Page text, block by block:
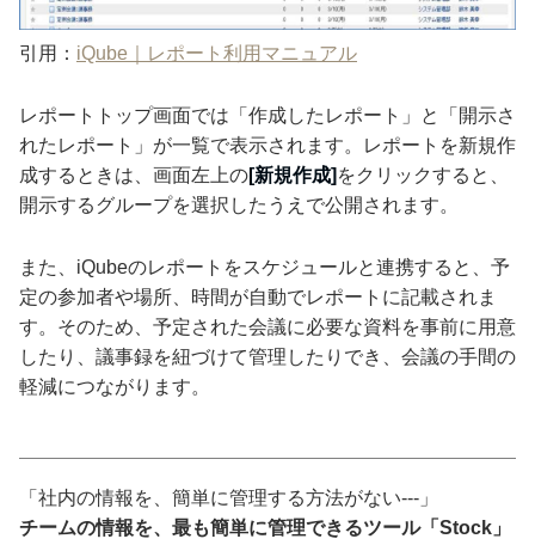
引用： iQube｜レポート利用マニュアル
レポートトップ画面では「作成したレポート」と「開示さ
れたレポート」が一覧で表示されます。レポートを新規作
成するときは、画面左上の[新規作成] をクリックすると、
開示するグループを選択したうえで公開されます。
また、iQubeのレポートをスケジュールと連携すると、予
定の参加者や場所、時間が自動でレポートに記載されま
す。そのため、予定された会議に必要な資料を事前に用意
したり、議事録を紐づけて管理したりでき、会議の手間の
軽減につながります。
「社内の情報を、簡単に管理する方法がない---」
チームの情報を、最も簡単に管理できるツール「Stock」